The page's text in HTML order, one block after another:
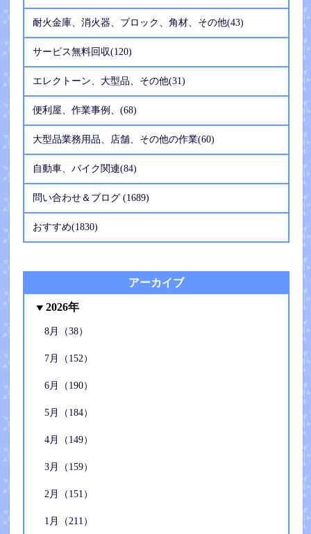
耐火金庫、消火器、ブロック、角材、その他(43)
サービス無料回収(120)
エレクトーン、大型品、その他(31)
便利屋、作業事例、(68)
大型品業務用品、店舗、その他の作業(60)
自動車、バイク関連(84)
問い合わせ＆ブログ (1689)
おすすめ(1830)
アーカイブ
2026年
8月（38）
7月（152）
6月（190）
5月（184）
4月（149）
3月（159）
2月（151）
1月（211）